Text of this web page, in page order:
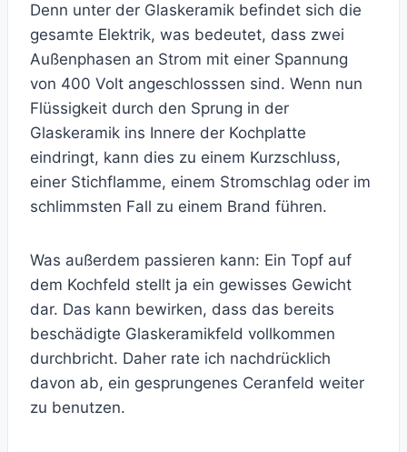
Denn unter der Glaskeramik befindet sich die
gesamte Elektrik, was bedeutet, dass zwei
Außenphasen an Strom mit einer Spannung
von 400 Volt angeschlosssen sind. Wenn nun
Flüssigkeit durch den Sprung in der
Glaskeramik ins Innere der Kochplatte
eindringt, kann dies zu einem Kurzschluss,
einer Stichflamme, einem Stromschlag oder im
schlimmsten Fall zu einem Brand führen.
Was außerdem passieren kann: Ein Topf auf
dem Kochfeld stellt ja ein gewisses Gewicht
dar. Das kann bewirken, dass das bereits
beschädigte Glaskeramikfeld vollkommen
durchbricht. Daher rate ich nachdrücklich
davon ab, ein gesprungenes Ceranfeld weiter
zu benutzen.